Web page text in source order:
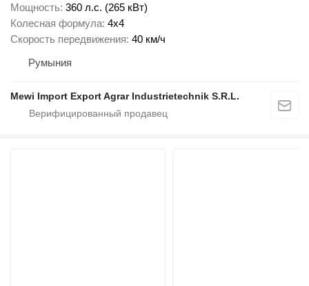
Мощность 360 л.с. (265 кВт)
Колесная формула 4x4
Скорость передвижения 40 км/ч
Румыния
Mewi Import Export Agrar Industrietechnik S.R.L.